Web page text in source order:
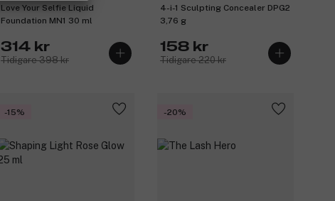
Love Your Selfie Liquid
Foundation MN1 30 ml
314 kr
Tidigare 398 kr
4-i-1 Sculpting Concealer DPG2
3,76 g
158 kr
Tidigare 220 kr
-15% -20%